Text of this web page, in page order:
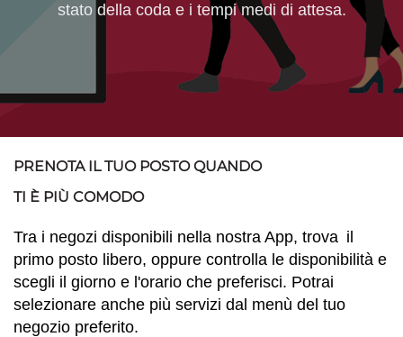
stato della coda e i tempi medi di attesa.
PRENOTA IL TUO POSTO QUANDO
TI È PIÙ COMODO
Tra i negozi disponibili nella nostra App, trova il
primo posto libero, oppure controlla le disponibilità e
scegli il giorno e l'orario che preferisci. Potrai
selezionare anche più servizi dal menù del tuo
negozio preferito.